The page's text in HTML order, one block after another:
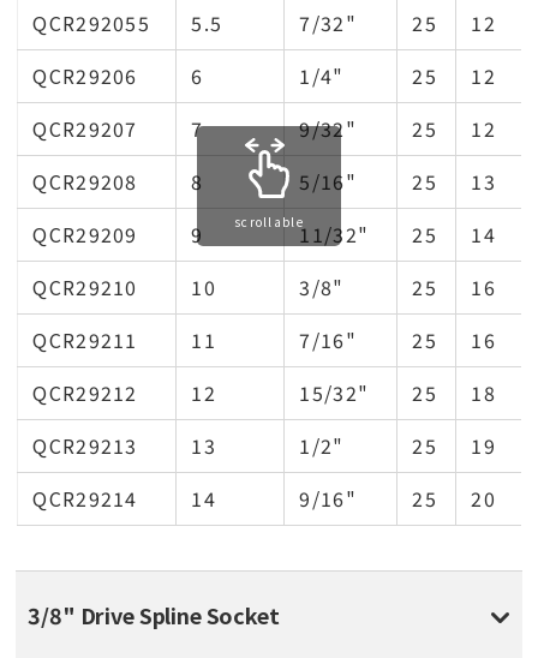
QCR292055
5.5 7/32" 25
12
QCR29206
6 1/4" 25
12
QCR29207
7 9/32" 25
12
QCR29208
8 5/16" 25
13
QCR29209
9 11/32" 25
14
QCR29210
10 3/8" 25
16
QCR29211
11 7/16" 25
16
QCR29212
12 15/32" 25
18
QCR29213
13 1/2" 25
19
QCR29214
14 9/16" 25 20
scrollable
3/8" Drive Spline Socket